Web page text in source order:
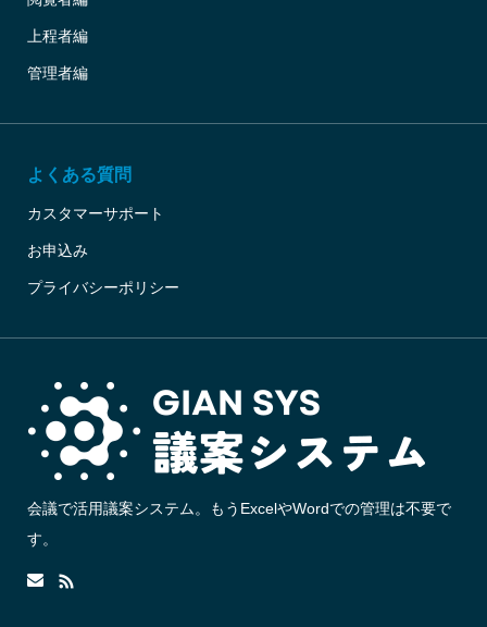
上程者編
管理者編
よくある質問
カスタマーサポート
お申込み
プライバシーポリシー
会議で活用議案システム。もうExcelやWordでの管理は不要で
す。